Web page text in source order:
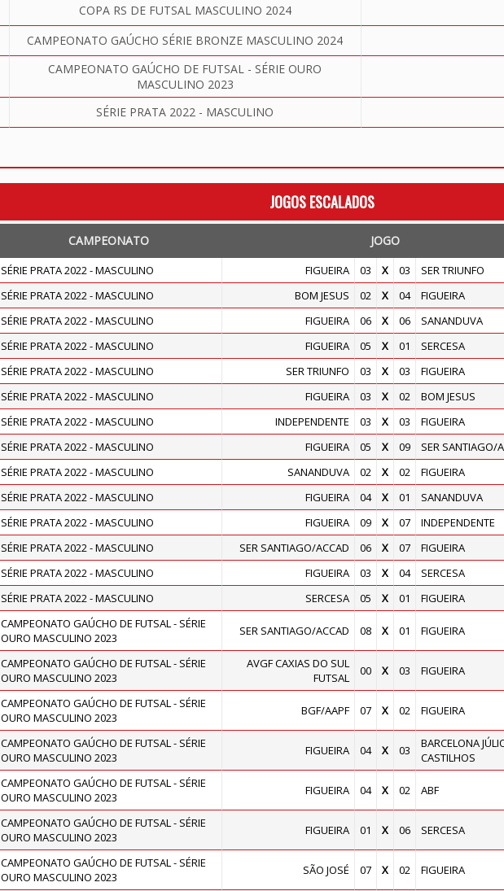
COPA RS DE FUTSAL MASCULINO 2024
CAMPEONATO GAÚCHO SÉRIE BRONZE MASCULINO 2024
CAMPEONATO GAÚCHO DE FUTSAL - SÉRIE OURO
MASCULINO 2023
SÉRIE PRATA 2022 - MASCULINO
JOGOS ESCALADOS
CAMPEONATO JOGO
SÉRIE PRATA 2022 - MASCULINO FIGUEIRA 03 X 03 SER TRIUNFO
SÉRIE PRATA 2022 - MASCULINO BOM JESUS 02 X 04 FIGUEIRA
SÉRIE PRATA 2022 - MASCULINO FIGUEIRA 06 X 06 SANANDUVA
SÉRIE PRATA 2022 - MASCULINO FIGUEIRA 05 X 01 SERCESA
SÉRIE PRATA 2022 - MASCULINO SER TRIUNFO 03 X 03 FIGUEIRA
SÉRIE PRATA 2022 - MASCULINO FIGUEIRA 03 X 02 BOM JESUS
SÉRIE PRATA 2022 - MASCULINO INDEPENDENTE 03 X 03 FIGUEIRA
SÉRIE PRATA 2022 - MASCULINO FIGUEIRA 05 X 09 SER SANTIAGO/
SÉRIE PRATA 2022 - MASCULINO SANANDUVA 02 X 02 FIGUEIRA
SÉRIE PRATA 2022 - MASCULINO FIGUEIRA 04 X 01 SANANDUVA
SÉRIE PRATA 2022 - MASCULINO FIGUEIRA 09 X 07 INDEPENDENTE
SÉRIE PRATA 2022 - MASCULINO SER SANTIAGO/ACCAD 06 X 07 FIGUEIRA
SÉRIE PRATA 2022 - MASCULINO FIGUEIRA 03 X 04 SERCESA
SÉRIE PRATA 2022 - MASCULINO SERCESA 05 X 01 FIGUEIRA
CAMPEONATO GAÚCHO DE FUTSAL - SÉRIE
OURO MASCULINO 2023
SER SANTIAGO/ACCAD 08 X 01 FIGUEIRA
CAMPEONATO GAÚCHO DE FUTSAL - SÉRIE
OURO MASCULINO 2023
AVGF CAXIAS DO SUL
FUTSAL
00 X 03 FIGUEIRA
CAMPEONATO GAÚCHO DE FUTSAL - SÉRIE
OURO MASCULINO 2023
BGF/AAPF 07 X 02 FIGUEIRA
CAMPEONATO GAÚCHO DE FUTSAL - SÉRIE
OURO MASCULINO 2023
FIGUEIRA 04 X 03
BARCELONA
CASTILHOS
CAMPEONATO GAÚCHO DE FUTSAL - SÉRIE
OURO MASCULINO 2023
FIGUEIRA 04 X 02 ABF
CAMPEONATO GAÚCHO DE FUTSAL - SÉRIE
OURO MASCULINO 2023
FIGUEIRA 01 X 06 SERCESA
CAMPEONATO GAÚCHO DE FUTSAL - SÉRIE
OURO MASCULINO 2023
SÃO JOSÉ 07 X 02 FIGUEIRA